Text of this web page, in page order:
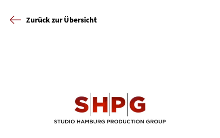
Zurück zur Übersicht